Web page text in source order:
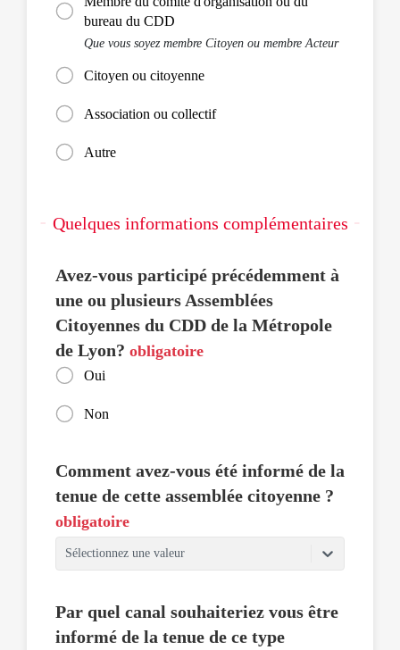
bureau du CDD
Que vous soyez membre Citoyen ou membre Acteur
Citoyen ou citoyenne
Association ou collectif
Autre
Quelques informations complémentaires
Avez-vous participé précédemment à
une ou plusieurs Assemblées
Citoyennes du CDD de la Métropole
de Lyon? obligatoire
Oui
Non
Comment avez-vous été informé de la
tenue de cette assemblée citoyenne ?
obligatoire
Sélectionnez une valeur
Par quel canal souhaiteriez vous être
informé de la tenue de ce type